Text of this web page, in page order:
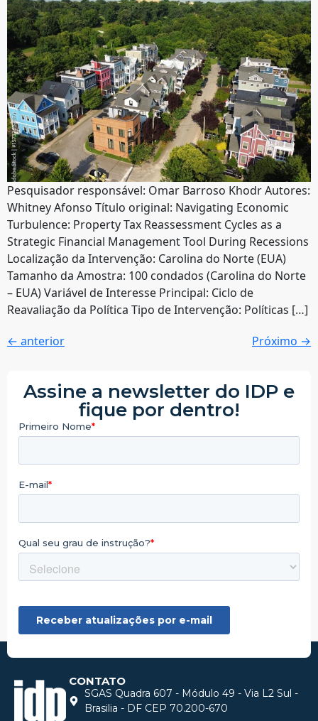
Pesquisador responsável: Omar Barroso Khodr Autores:
Whitney Afonso Título original: Navigating Economic
Turbulence: Property Tax Reassessment Cycles as a
Strategic Financial Management Tool During Recessions
Localização da Intervenção: Carolina do Norte (EUA)
Tamanho da Amostra: 100 condados (Carolina do Norte
– EUA) Variável de Interesse Principal: Ciclo de
Reavaliação da Política Tipo de Intervenção: Políticas […]
← anterior Próximo →
Assine a newsletter do IDP e
fique por dentro!
CONTATO
SGAS Quadra 607 - Módulo 49 - Via L2 Sul -
Brasilia - DF CEP 70.200-670